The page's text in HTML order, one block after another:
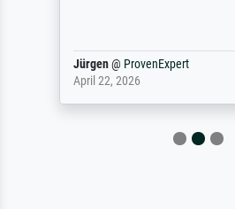
Jürgen@ ProvenExpert
April 22, 2026